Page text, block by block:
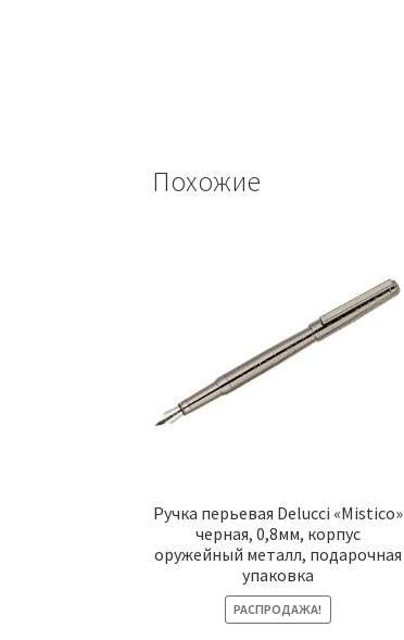
Похожие
Ручка перьевая Delucci «Mistico»
черная, 0,8мм, корпус
оружейный металл, подарочная
упаковка
РАСПРОДАЖА!